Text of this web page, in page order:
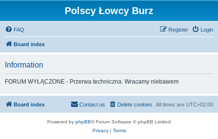
Polscy Łowcy Burz
FAQ Login
Register
Board index
Information
FORUM WYŁĄCZONE - Przerwa techniczna. Wracamy niebawem
Board index All times are UTC+02:00
Delete cookies
Contact us
Powered by phpBB® Forum Software © phpBB Limited
Privacy| Terms